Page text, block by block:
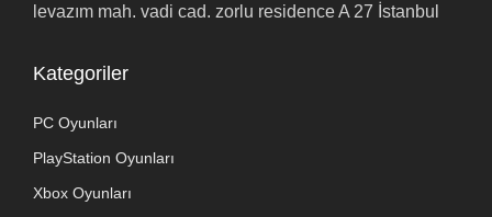
levazım mah. vadi cad. zorlu residence A 27 İstanbul
Kategoriler
PC Oyunları
PlayStation Oyunları
Xbox Oyunları